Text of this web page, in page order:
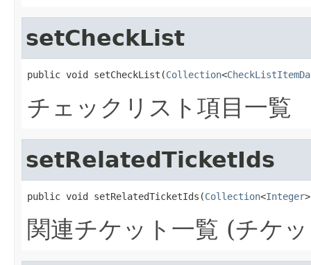
setCheckList
public void setCheckList(Collection<
チェックリスト項目一覧
setRelatedTicketIds
public void setRelatedTicketIds(Collection<Integer
関連チケット一覧 (チケ